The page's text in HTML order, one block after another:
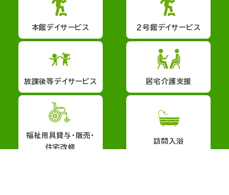
本館デイサービス ２号館デイサービス
放課後等デイサービス 居宅介護支援
福祉用具貸与・販売・
住宅改修
訪問入浴